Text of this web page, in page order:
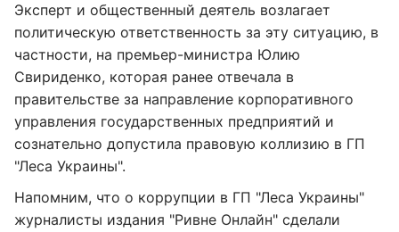
Эксперт и общественный деятель возлагает
политическую ответственность за эту ситуацию, в
частности, на премьер-министра Юлию
Свириденко, которая ранее отвечала в
правительстве за направление корпоративного
управления государственных предприятий и
сознательно допустила правовую коллизию в ГП
"Леса Украины".
Напомним, что о коррупции в ГП "Леса Украины"
журналисты издания "Ривне Онлайн" сделали